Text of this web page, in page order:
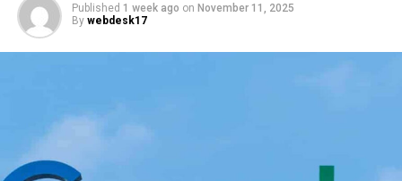
Published 1 week ago on November 11, 2025
By webdesk17